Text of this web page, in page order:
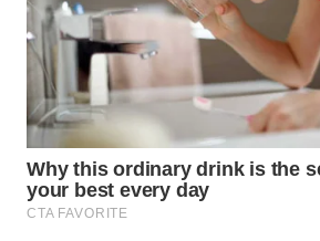
TENGAH
WN DELI
SERDANG
WN
TEBING
TINGGI